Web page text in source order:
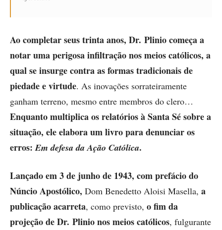
Ao completar seus trinta anos, Dr. Plinio começa a
notar uma perigosa infiltração nos meios católicos, a
qual se insurge contra as formas tradicionais de
piedade e virtude. As inovações sorrateiramente
ganham terreno, mesmo entre membros do clero…
Enquanto multiplica os relatórios à Santa Sé sobre a
situação, ele elabora um livro para denunciar os
erros:Em defesa da Ação Católica.
Lançado em 3 de junho de 1943, com prefácio do
Núncio Apostólico, Dom Benedetto Aloisi Masella, a
publicação acarreta, como previsto, o fim da
projeção de Dr. Plinio nos meios católicos, fulgurante